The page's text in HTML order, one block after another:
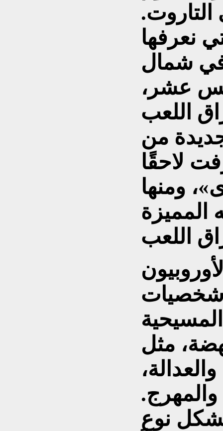
نعرفها
في شمال
عشر،
اللعب
من
لاحقًا
ومنها
مثل
نوع